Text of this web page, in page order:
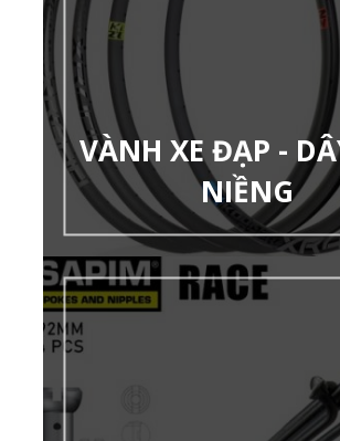
VÀNH XE ĐẠP -
NIỀNG